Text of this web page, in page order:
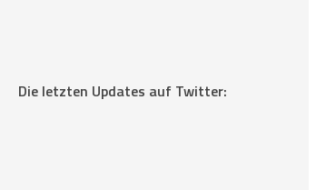
Die letzten Updates auf Twitter: